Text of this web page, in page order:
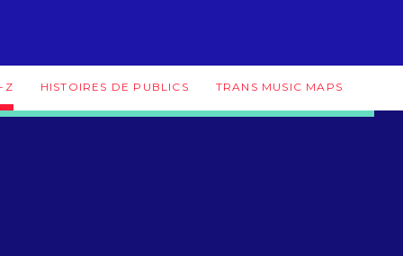
Z HISTOIRES DE PUBLICS TRANS MUSIC MAPS